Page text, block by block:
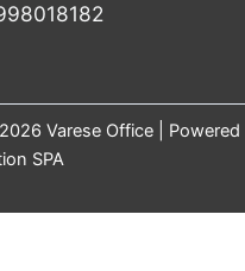
Varese Office | Powered
SPA